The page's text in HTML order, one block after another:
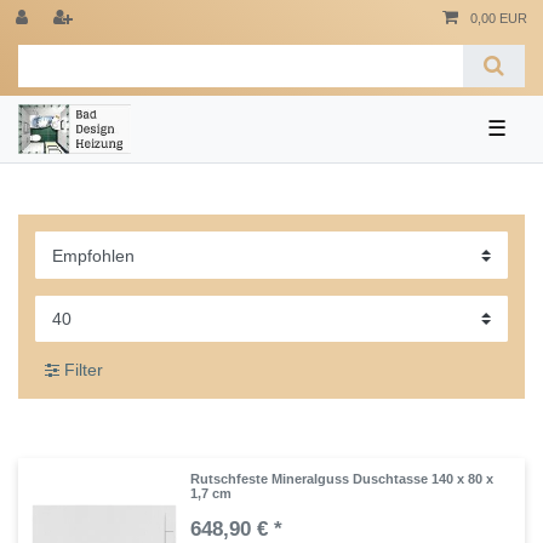
0,00 EUR
☰
Filter
Rutschfeste Mineralguss Duschtasse 140 x 80 x
1,7 cm
648,90 € *